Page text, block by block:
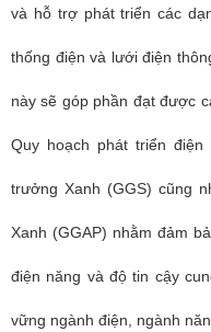
và hỗ trợ phát triển các
thống điện và lưới điện
này sẽ góp phần đạt được
Quy hoạch phát triển
trưởng Xanh (GGS) cũng
Xanh (GGAP) nhằm đảm
điện năng và độ tin cậy
vững ngành điện, ngành